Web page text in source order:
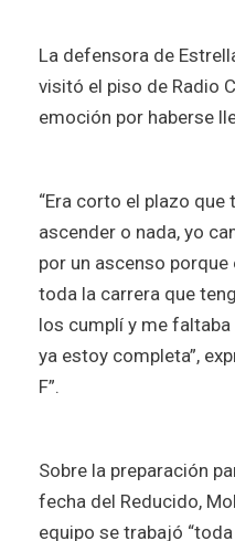
La defensora de
visitó el piso de Radio
emoción por haberse
“Era corto el plazo que
ascender o nada, yo
por un ascenso
toda la carrera que
los cumplí y me
ya estoy completa”,
F”.
Sobre la preparación
fecha del Reducido,
equipo se trabajó